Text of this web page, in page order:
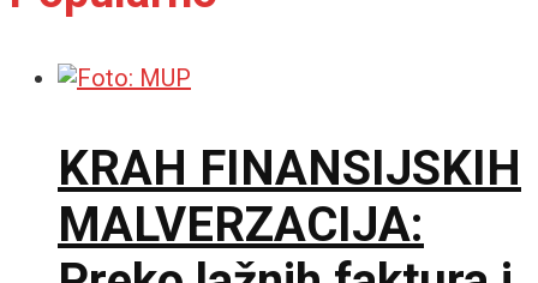
KRAH FINANSIJSKIH
MALVERZACIJA: